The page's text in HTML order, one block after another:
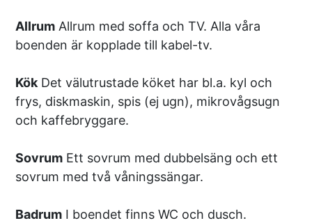
Allrum Allrum med soffa och TV. Alla våra
boenden är kopplade till kabel-tv.
Kök Det välutrustade köket har bl.a. kyl och
frys, diskmaskin, spis (ej ugn), mikrovågsugn
och kaffebryggare.
Sovrum Ett sovrum med dubbelsäng och ett
sovrum med två våningssängar.
Badrum I boendet finns WC och dusch.